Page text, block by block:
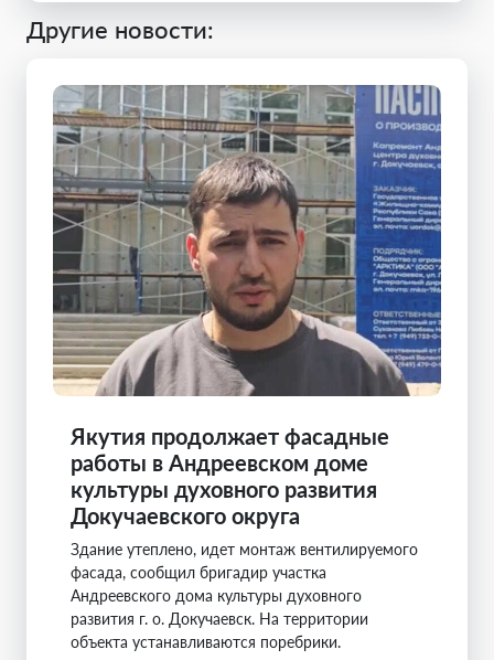
Другие новости:
Якутия продолжает фасадные
работы в Андреевском доме
культуры духовного развития
Докучаевского округа
Здание утеплено, идет монтаж вентилируемого
фасада, сообщил бригадир участка
Андреевского дома культуры духовного
развития г. о. Докучаевск. На территории
объекта устанавливаются поребрики.